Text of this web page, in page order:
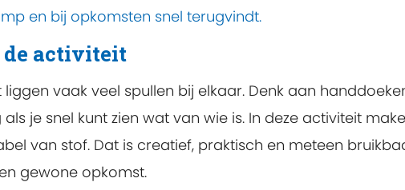
en bij opkomsten snel terugvindt.
activiteit
vaak veel spullen bij elkaar. Denk aan
je snel kunt zien wat van wie is. In deze activiteit
van stof. Dat is creatief, praktisch en meteen
gewone opkomst.